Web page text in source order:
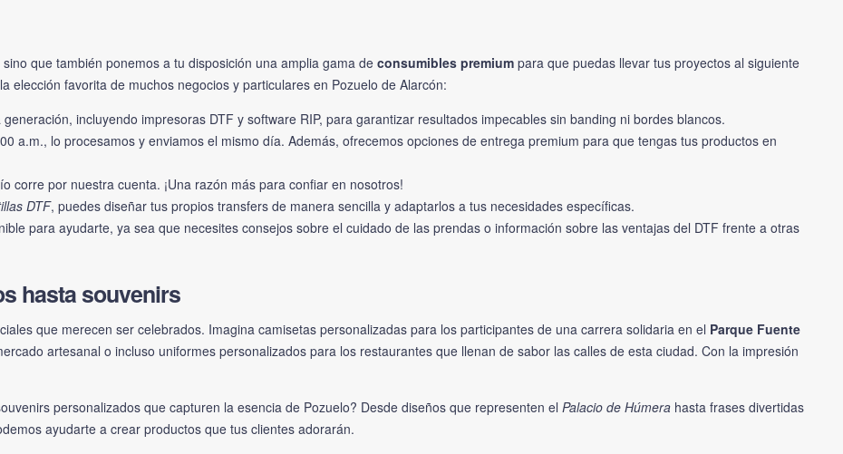
que también ponemos a tu disposición una amplia gama de consumibles premium para que puedas llevar tus proyectos al siguiente
elección favorita de muchos negocios y particulares en Pozuelo de Alarcón:
incluyendo impresoras DTF y software RIP, para garantizar resultados impecables sin banding ni bordes blancos.
a.m., lo procesamos y enviamos el mismo día. Además, ofrecemos opciones de entrega premium para que tengas tus productos en
corre por nuestra cuenta. ¡Una razón más para confiar en nosotros!
DTF, puedes diseñar tus propios transfers de manera sencilla y adaptarlos a tus necesidades específicas.
para ayudarte, ya sea que necesites consejos sobre el cuidado de las prendas o información sobre las ventajas del DTF frente a otras
hasta souvenirs
que merecen ser celebrados. Imagina camisetas personalizadas para los participantes de una carrera solidaria en el Parque Fuente
artesanal o incluso uniformes personalizados para los restaurantes que llenan de sabor las calles de esta ciudad. Con la impresión
personalizados que capturen la esencia de Pozuelo? Desde diseños que representen el Palacio de Húmera hasta frases divertidas
ayudarte a crear productos que tus clientes adorarán.